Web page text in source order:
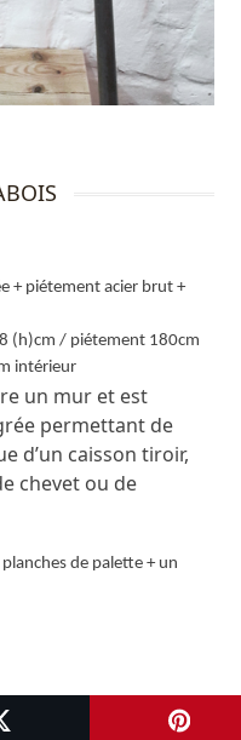
+ piétement acier brut +
(h)cm / piétement 180cm
intérieur
un mur et est
permettant de
d’un caisson tiroir,
chevet ou de
de palette + un